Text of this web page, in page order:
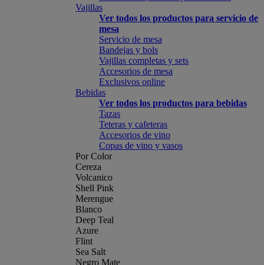
Vajillas
Ver todos los productos para servicio de
mesa
Servicio de mesa
Bandejas y bols
Vajillas completas y sets
Accesorios de mesa
Exclusivos online
Bebidas
Ver todos los productos para bebidas
Tazas
Teteras y cafeteras
Accesorios de vino
Copas de vino y vasos
Por Color
Cereza
Volcanico
Shell Pink
Merengue
Blanco
Deep Teal
Azure
Flint
Sea Salt
Negro Mate